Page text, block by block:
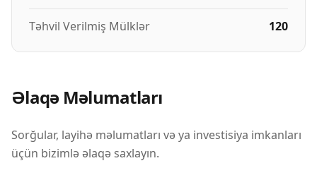
Təhvil Verilmiş Mülklər 120
Əlaqə Məlumatları
Sorğular, layihə məlumatları və ya investisiya imkanları
üçün bizimlə əlaqə saxlayın.